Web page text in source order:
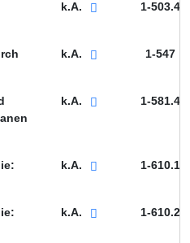
k.A. 1-503.4
k.A. 1-547
k.A. 1-581.4
k.A. 1-610.1
k.A. 1-610.2